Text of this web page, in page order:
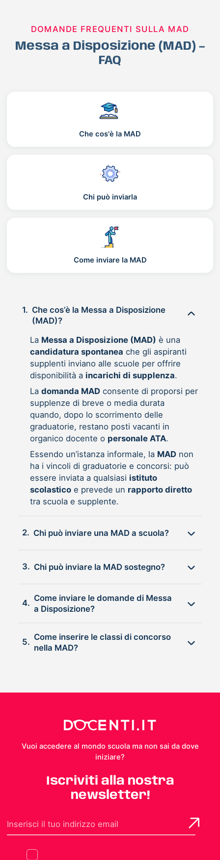
DOMANDE FREQUENTI SULLA MAD
Messa a Disposizione (MAD) –
FAQ
Che cos'è la MAD
Chi può inviarla
Come inviare la MAD
1. Che cos’è la Messa a Disposizione
(MAD)?
La Messa a Disposizione (MAD) è una
candidatura spontanea che gli aspiranti
supplenti inviano alle scuole per offrire
disponibilità a incarichi di supplenza.
La domanda MADconsente di proporsi per
supplenze di breve o media durata
quando, dopo lo scorrimento delle
graduatorie, restano posti vacanti in
organico docente o personale ATA.
Essendo un’istanza informale, la MADnon
ha i vincoli di graduatorie e concorsi: può
essere inviata a qualsiasi istituto
scolasticoe prevede un rapporto diretto
tra scuola e supplente.
2. Chi può inviare una MAD a scuola?
3. Chi può inviare la MAD sostegno?
4.
Come inviare le domande di Messa
a Disposizione?
5.
Come inserire le classi di concorso
nella MAD?
Vuoi accedere al mondo scuola ma non sai da dove
iniziare?
Iscriviti alla nostra
newsletter!